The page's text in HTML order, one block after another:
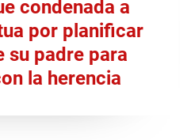
condenada a
por planificar
su padre para
la herencia